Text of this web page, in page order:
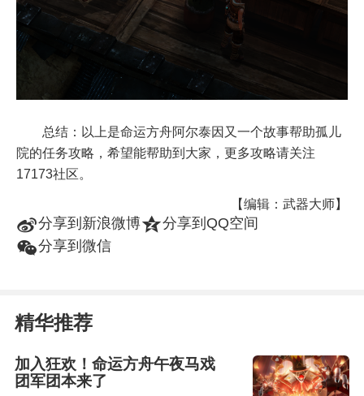
总结：以上是命运方舟阿尔泰因又一个故事帮助孤儿
院的任务攻略，希望能帮助到大家，更多攻略请关注
17173社区。
【编辑：武器大师】
t分享到新浪微博z分享到QQ空间
w分享到微信
精华推荐
加入狂欢！命运方舟午夜马戏
团军团本来了